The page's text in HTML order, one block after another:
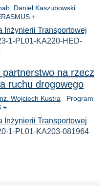
Daniel Kaszubowski
+
Inżynierii Transportowej
1-PL01-KA220-HED-
partnerstwo na rzecz
ruchu drogowego
Wojciech KustraProgram
+
Inżynierii Transportowej
1-PL01-KA203-081964